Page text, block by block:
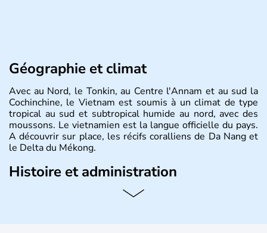
Géographie et climat
Avec au Nord, le Tonkin, au Centre l'Annam et au sud la
Cochinchine, le Vietnam est soumis à un climat de type
tropical au sud et subtropical humide au nord, avec des
moussons. Le vietnamien est la langue officielle du pays.
A découvrir sur place, les récifs coralliens de Da Nang et
le Delta du Mékong.
Histoire et administration
Pays d'Asie du Sud-Est situé sur l'est de la péninsule